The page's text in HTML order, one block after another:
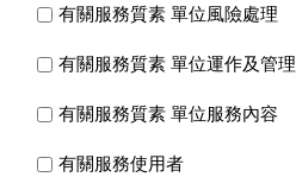
有關服務質素 單位風險處理
有關服務質素 單位運作及管理
有關服務質素 單位服務內容
有關服務使用者